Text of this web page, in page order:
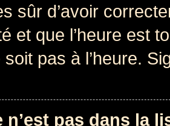
sûr d’avoir
et que l’heure est
pas à l’heure.
n’est pas dans la